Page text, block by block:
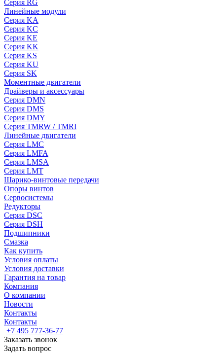
Серия RG
Линейные модули
Серия KA
Серия KC
Серия KE
Серия KK
Серия KS
Серия KU
Серия SK
Моментные двигатели
Драйверы и аксессуары
Серия DMN
Серия DMS
Серия DMY
Серия TMRW / TMRI
Линейные двигатели
Серия LMC
Серия LMFA
Серия LMSA
Серия LMT
Шарико-винтовые передачи
Опоры винтов
Сервосистемы
Редукторы
Серия DSC
Серия DSH
Подшипники
Смазка
Как купить
Условия оплаты
Условия доставки
Гарантия на товар
Компания
О компании
Новости
Контакты
Контакты
+7 495 777-36-77
Заказать звонок
Задать вопрос